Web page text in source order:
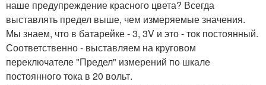
наше предупреждение красного цвета? Всегда
выставлять предел выше, чем измеряемые значения.
Мы знаем, что в батарейке - 3, 3V и это - ток постоянный.
Соответственно - выставляем на круговом
переключателе "Предел" измерений по шкале
постоянного тока в 20 вольт.